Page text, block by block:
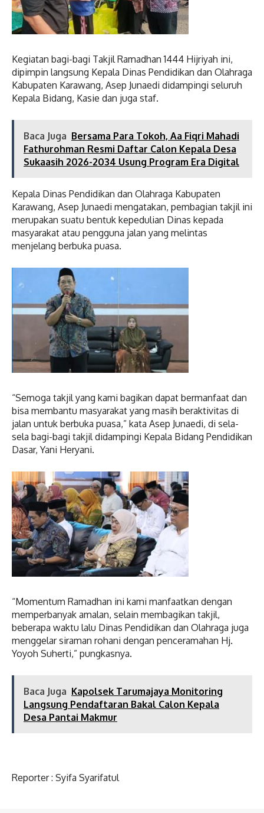
Kegiatan bagi-bagi Takjil Ramadhan 1444 Hijriyah ini,
dipimpin langsung Kepala Dinas Pendidikan dan Olahraga
Kabupaten Karawang, Asep Junaedi didampingi seluruh
Kepala Bidang, Kasie dan juga staf.
Baca Juga Bersama Para Tokoh, Aa Fiqri Mahadi
Fathurohman Resmi Daftar Calon Kepala Desa
Sukaasih 2026-2034 Usung Program Era Digital
Kepala Dinas Pendidikan dan Olahraga Kabupaten
Karawang, Asep Junaedi mengatakan, pembagian takjil ini
merupakan suatu bentuk kepedulian Dinas kepada
masyarakat atau pengguna jalan yang melintas
menjelang berbuka puasa.
“Semoga takjil yang kami bagikan dapat bermanfaat dan
bisa membantu masyarakat yang masih beraktivitas di
jalan untuk berbuka puasa,” kata Asep Junaedi, di sela-
sela bagi-bagi takjil didampingi Kepala Bidang Pendidikan
Dasar, Yani Heryani.
“Momentum Ramadhan ini kami manfaatkan dengan
memperbanyak amalan, selain membagikan takjil,
beberapa waktu lalu Dinas Pendidikan dan Olahraga juga
menggelar siraman rohani dengan penceramahan Hj.
Yoyoh Suherti,” pungkasnya.
Baca Juga Kapolsek Tarumajaya Monitoring
Langsung Pendaftaran Bakal Calon Kepala
Desa Pantai Makmur
Reporter : Syifa Syarifatul